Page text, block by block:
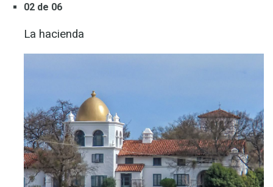
02 de 06
La hacienda